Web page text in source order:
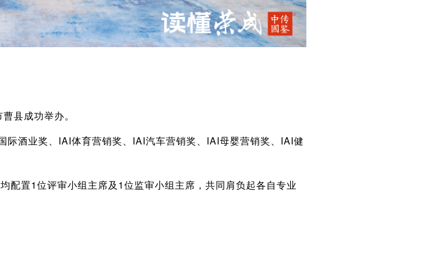
县成功举办。
酒业奖、IAI体育营销奖、IAI汽车营销奖、IAI母婴营销奖、IAI健
配置1位评审小组主席及1位监审小组主席，共同肩负起各自专业